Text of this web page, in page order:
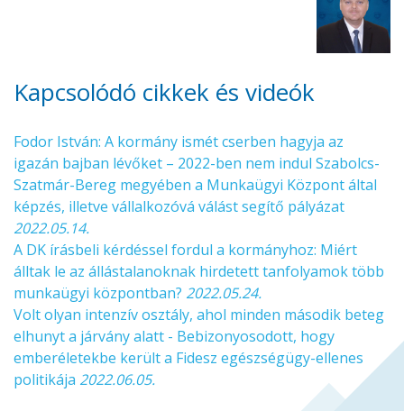
Kapcsolódó cikkek és videók
Fodor István: A kormány ismét cserben hagyja az
igazán bajban lévőket – 2022-ben nem indul Szabolcs-
Szatmár-Bereg megyében a Munkaügyi Központ által
képzés, illetve vállalkozóvá válást segítő pályázat
2022.05.14.
A DK írásbeli kérdéssel fordul a kormányhoz: Miért
álltak le az állástalanoknak hirdetett tanfolyamok több
munkaügyi központban? 2022.05.24.
Volt olyan intenzív osztály, ahol minden második beteg
elhunyt a járvány alatt - Bebizonyosodott, hogy
emberéletekbe került a Fidesz egészségügy-ellenes
politikája 2022.06.05.